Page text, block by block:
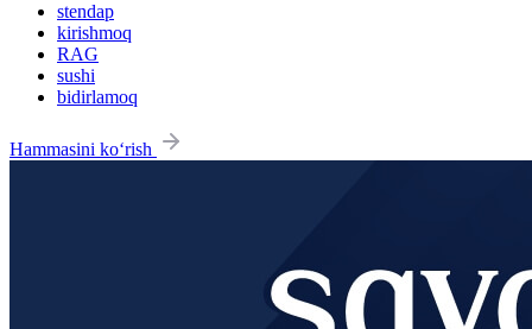
stendap
kirishmoq
RAG
sushi
bidirlamoq
Hammasini ko‘rish